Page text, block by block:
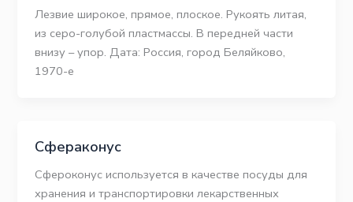
Лезвие широкое, прямое, плоское. Рукоять литая,
из серо-голубой пластмассы. В передней части
внизу – упор. Дата: Россия, город Беляйково,
1970-е
Сфераконус
Сфероконус используется в качестве посуды для
хранения и транспортировки лекарственных